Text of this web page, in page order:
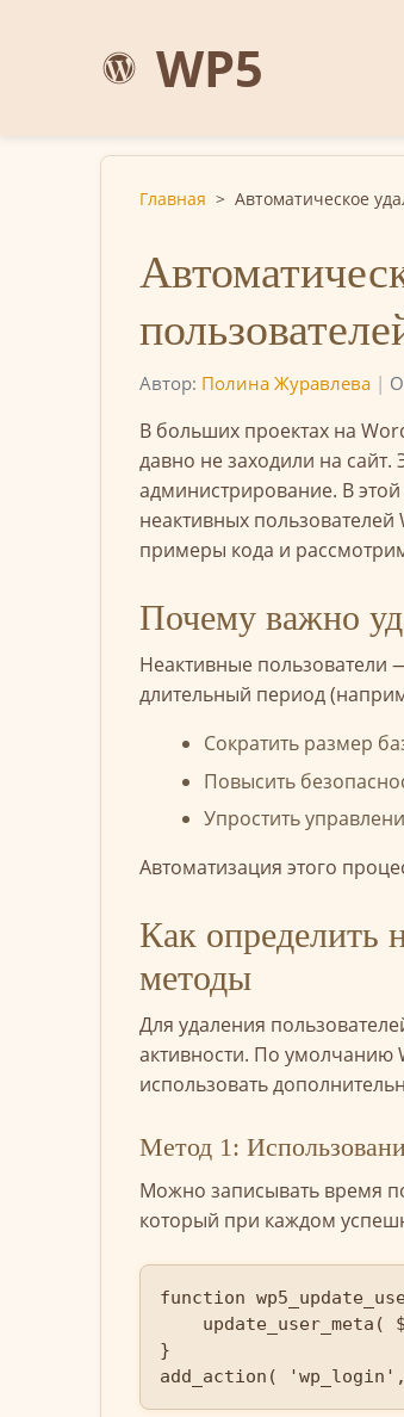
WP5
Главная > Автоматическое
Автор: Полина Журавлева |
В больших проектах на
давно не заходили на сайт.
администрирование. В
неактивных
примеры кода и
Почему важно
Неактивные пользователи
длительный период
Сократить размер
Повысить
Упростить
Автоматизация этого
Как определить
методы
Для удаления
активности. По умолчанию
использовать
Метод 1:
Можно записывать время
который при каждом
function
}
add_action(